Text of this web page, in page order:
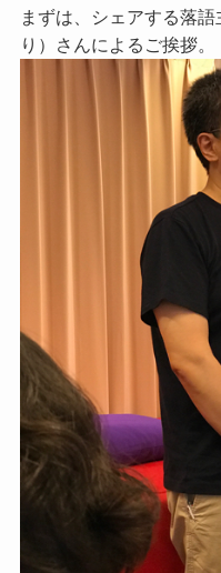
まずは、シェアする落
り）さんによるご挨拶。